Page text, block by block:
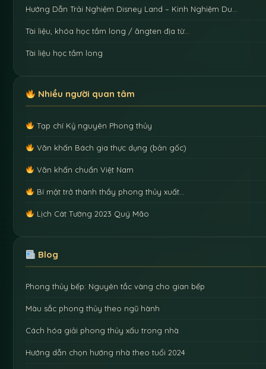
Hướng Dẫn Trải Nghiệm Disney Land – Kinh Nghiệm Du…
Tài liệu, khóa học tầm long / ăngten địa từ…
Tài liệu học tầm long
Nhiều người quan tâm
Tạp chí Kỷ nguyên Phong thủy
Văn khấn Bách gia thực dụng (bản gốc)
Văn khấn chuẩn Việt Nam
Bí mật trở thành thầy phong thủy xuất…
Lịch Cát Tường 2023 Quý Mão
Blog
Phong thủy bếp: Nguyên tắc vàng cho gian bếp
Màu sắc phong thủy theo ngũ hành
Cách hóa giải phong thủy xấu trong nhà
Hướng dẫn chọn hướng nhà theo tuổi 2024